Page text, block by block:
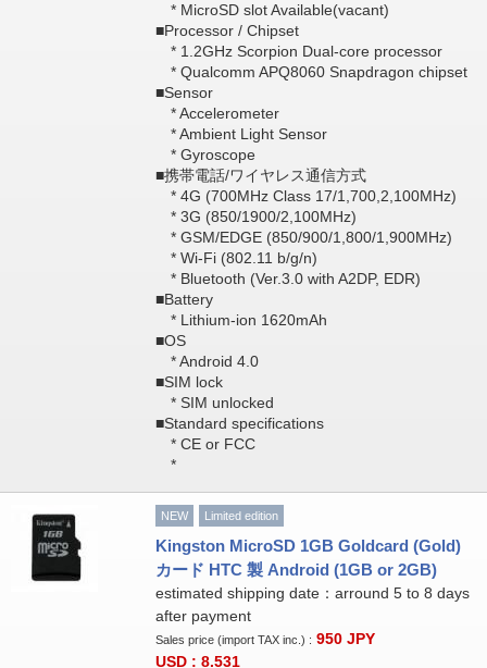
* MicroSD slot Available(vacant)
■Processor / Chipset
* 1.2GHz Scorpion Dual-core processor
* Qualcomm APQ8060 Snapdragon chipset
■Sensor
* Accelerometer
* Ambient Light Sensor
* Gyroscope
■携帯電話/ワイヤレス通信方式
* 4G (700MHz Class 17/1,700,2,100MHz)
* 3G (850/1900/2,100MHz)
* GSM/EDGE (850/900/1,800/1,900MHz)
* Wi-Fi (802.11 b/g/n)
* Bluetooth (Ver.3.0 with A2DP, EDR)
■Battery
* Lithium-ion 1620mAh
■OS
* Android 4.0
■SIM lock
* SIM unlocked
■Standard specifications
* CE or FCC
*
NEW Limited edition
Kingston MicroSD 1GB Goldcard (Gold)
カード HTC 製 Android (1GB or 2GB)
estimated shipping date：arround 5 to 8 days
after payment
Sales price (import TAX inc.) : 950 JPY
USD : 8.531